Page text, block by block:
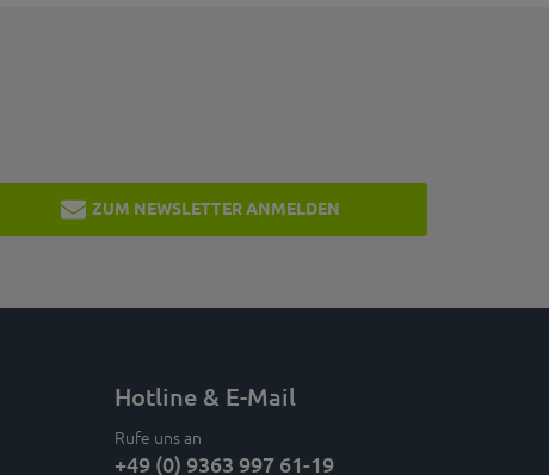
ZUM NEWSLETTER ANMELDEN
Hotline & E-Mail
Rufe uns an
+49 (0) 9363 997 61-19